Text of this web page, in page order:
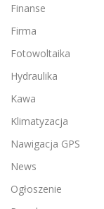
Finanse
Firma
Fotowoltaika
Hydraulika
Kawa
Klimatyzacja
Nawigacja GPS
News
Ogłoszenie